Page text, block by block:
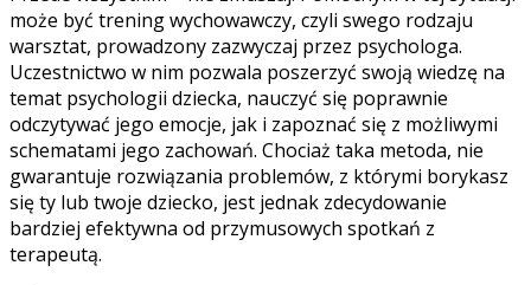
może być trening wychowawczy, czyli swego rodzaju
warsztat, prowadzony zazwyczaj przez psychologa.
Uczestnictwo w nim pozwala poszerzyć swoją wiedzę na
temat psychologii dziecka, nauczyć się poprawnie
odczytywać jego emocje, jak i zapoznać się z możliwymi
schematami jego zachowań. Chociaż taka metoda, nie
gwarantuje rozwiązania problemów, z którymi borykasz
się ty lub twoje dziecko, jest jednak zdecydowanie
bardziej efektywna od przymusowych spotkań z
terapeutą.